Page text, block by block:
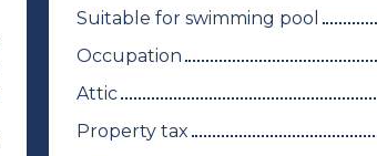
Suitable for swimming pool
Occupation
Attic
Property tax